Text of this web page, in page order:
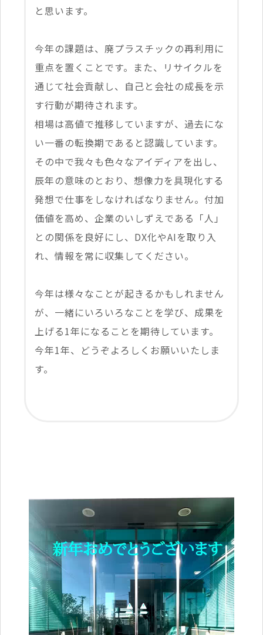
と思います。
今年の課題は、廃プラスチックの再利用に
重点を置くことです。また、リサイクルを
通じて社会貢献し、自己と会社の成長を示
す行動が期待されます。
相場は高値で推移していますが、過去にな
い一番の転換期であると認識しています。
その中で我々も色々なアイディアを出し、
辰年の意味のとおり、想像力を具現化する
発想で仕事をしなければなりません。付加
価値を高め、企業のいしずえである「人」
との関係を良好にし、DX化やAIを取り入
れ、情報を常に収集してください。
今年は様々なことが起きるかもしれません
が、一緒にいろいろなことを学び、成果を
上げる1年になることを期待しています。
今年1年、どうぞよろしくお願いいたしま
す。